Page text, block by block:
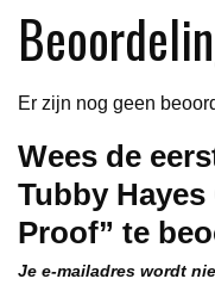
Proof
aantal
Er zijn nog geen
Wees de
Tubby Hayes
Proof” te
Je e-mailadres wordt